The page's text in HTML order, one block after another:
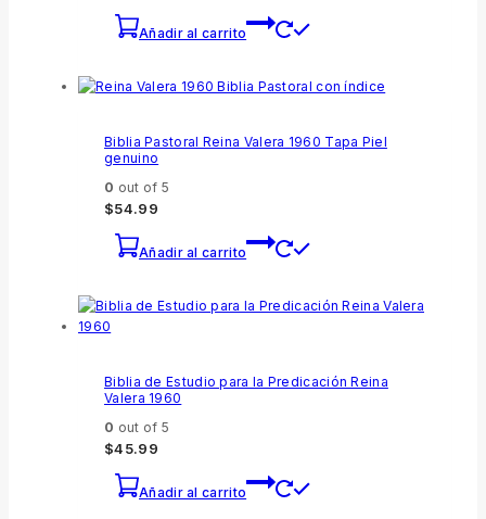
Añadir al carrito
Biblia Pastoral Reina Valera 1960 Tapa Piel
genuino
0 out of 5
$54.99
Añadir al carrito
Biblia de Estudio para la Predicación Reina
Valera 1960
0 out of 5
$45.99
Añadir al carrito